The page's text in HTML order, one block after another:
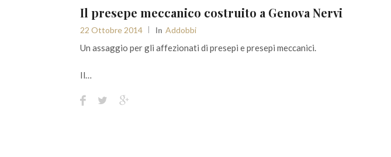
Il presepe meccanico costruito a Genova Nervi
22 Ottobre 2014 In Addobbi
Un assaggio per gli affezionati di presepi e presepi meccanici.
Il…